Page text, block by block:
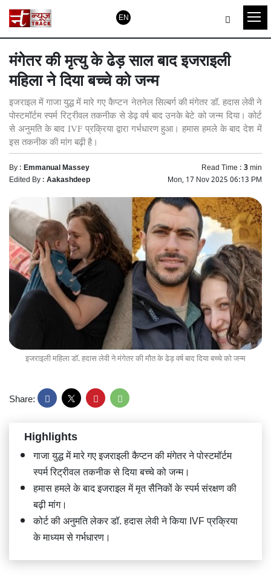
EN
मंगेतर की मृत्यु के ढेड़ साल बाद इजराइली
महिला ने दिया बच्चे को जन्म
इजराइल में गाजा युद्ध में मारे गए कैप्टन नेतनेल सिल्बर्ग की मंगेतर डॉ. हदास लेवी ने
पोस्टमॉर्टम स्पर्म रिट्रीवल तकनीक से डेढ़ वर्ष बाद उनके बेटे को जन्म दिया। कोर्ट
से अनुमति के बाद IVF प्रक्रिया द्वारा गर्भधारण हुआ। हमास हमले के बाद देश में
इस तकनीक की मांग बढ़ी है।
By :Emmanual Massey Read Time :3min
Edited By :Aakashdeep Mon, 17 Nov 2025 06:13 PM
इजराइली महिला डॉ. हदास लेवी ने मंगेतर की मौत के ढेड़ वर्ष बाद दिया बच्चे को जन्म
Share:
Highlights
गाजा युद्ध में मारे गए इजराइली कैप्टन की मंगेतर ने पोस्टमॉर्टम
स्पर्म रिट्रीवल तकनीक से दिया बच्चे को जन्म।
हमास हमले के बाद इजराइल में मृत सैनिकों के स्पर्म संरक्षण की
बढ़ी मांग।
कोर्ट की अनुमति लेकर डॉ. हदास लेवी ने किया IVF प्रक्रिया
के माध्यम से गर्भधारण।